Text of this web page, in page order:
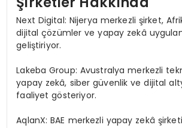
Next Digital: Nijerya merkezli şirket,
dijital çözümler ve yapay zekâ
geliştiriyor.
Lakeba Group: Avustralya merkezli
yapay zekâ, siber güvenlik ve dijital
faaliyet gösteriyor.
AqlanX: BAE merkezli yapay zekâ